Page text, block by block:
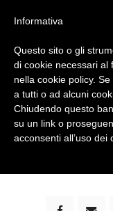
bimbi e viaggi -
Informativa
Questo sito o gli
di cookie necessari al
nella cookie policy.
a tutti o ad alcuni
Chiudendo questo
su un link o
acconsenti all’uso dei